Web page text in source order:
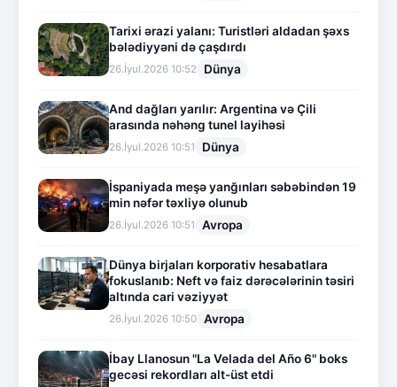
Tarixi ərazi yalanı: Turistləri aldadan şəxs
bələdiyyəni də çaşdırdı
26.İyul.2026 10:52 Dünya
And dağları yarılır: Argentina və Çili
arasında nəhəng tunel layihəsi
26.İyul.2026 10:51 Dünya
İspaniyada meşə yanğınları səbəbindən 19
min nəfər təxliyə olunub
26.İyul.2026 10:51 Avropa
Dünya birjaları korporativ hesabatlara
fokuslanıb: Neft və faiz dərəcələrinin təsiri
altında cari vəziyyət
26.İyul.2026 10:50 Avropa
İbay Llanosun "La Velada del Año 6" boks
gecəsi rekordları alt-üst etdi